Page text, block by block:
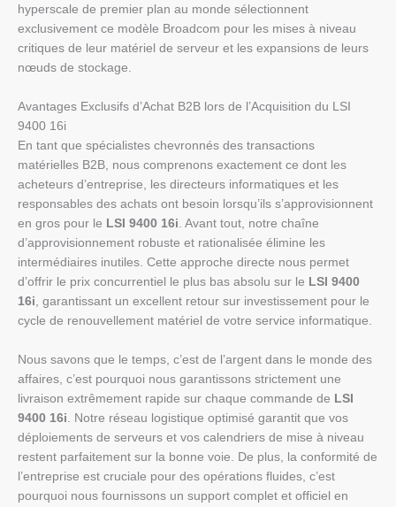
hyperscale de premier plan au monde sélectionnent
exclusivement ce modèle Broadcom pour les mises à niveau
critiques de leur matériel de serveur et les expansions de leurs
nœuds de stockage.
Avantages Exclusifs d’Achat B2B lors de l’Acquisition du LSI
9400 16i
En tant que spécialistes chevronnés des transactions
matérielles B2B, nous comprenons exactement ce dont les
acheteurs d’entreprise, les directeurs informatiques et les
responsables des achats ont besoin lorsqu’ils s’approvisionnent
en gros pour le LSI 9400 16i. Avant tout, notre chaîne
d’approvisionnement robuste et rationalisée élimine les
intermédiaires inutiles. Cette approche directe nous permet
d’offrir le prix concurrentiel le plus bas absolu sur le LSI 9400
16i, garantissant un excellent retour sur investissement pour le
cycle de renouvellement matériel de votre service informatique.
Nous savons que le temps, c’est de l’argent dans le monde des
affaires, c’est pourquoi nous garantissons strictement une
livraison extrêmement rapide sur chaque commande de LSI
9400 16i . Notre réseau logistique optimisé garantit que vos
déploiements de serveurs et vos calendriers de mise à niveau
restent parfaitement sur la bonne voie. De plus, la conformité de
l’entreprise est cruciale pour des opérations fluides, c’est
pourquoi nous fournissons un support complet et officiel en